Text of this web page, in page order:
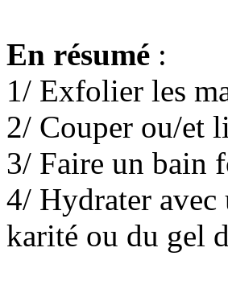
En résumé :
1/ Exfolier les
2/ Couper ou/et
3/ Faire un bain
4/ Hydrater avec
karité ou du gel